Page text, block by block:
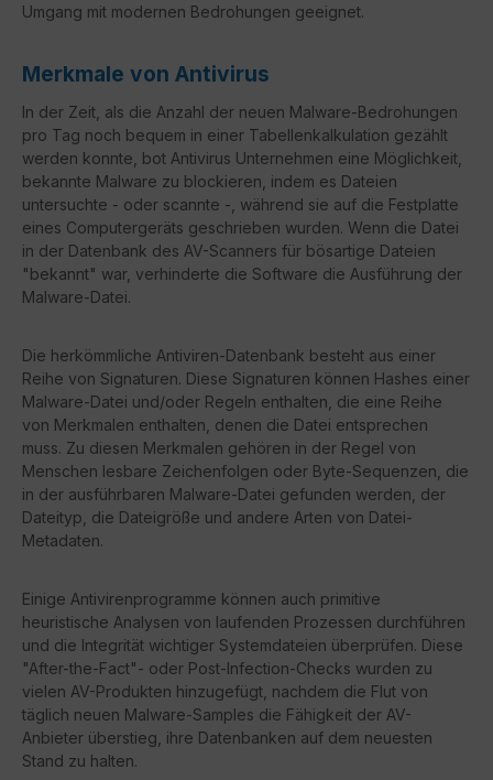
Umgang mit modernen Bedrohungen geeignet.
Merkmale von Antivirus
In der Zeit, als die Anzahl der neuen Malware-Bedrohungen
pro Tag noch bequem in einer Tabellenkalkulation gezählt
werden konnte, bot Antivirus Unternehmen eine Möglichkeit,
bekannte Malware zu blockieren, indem es Dateien
untersuchte - oder scannte -, während sie auf die Festplatte
eines Computergeräts geschrieben wurden. Wenn die Datei
in der Datenbank des AV-Scanners für bösartige Dateien
"bekannt" war, verhinderte die Software die Ausführung der
Malware-Datei.
Die herkömmliche Antiviren-Datenbank besteht aus einer
Reihe von Signaturen. Diese Signaturen können Hashes einer
Malware-Datei und/oder Regeln enthalten, die eine Reihe
von Merkmalen enthalten, denen die Datei entsprechen
muss. Zu diesen Merkmalen gehören in der Regel von
Menschen lesbare Zeichenfolgen oder Byte-Sequenzen, die
in der ausführbaren Malware-Datei gefunden werden, der
Dateityp, die Dateigröße und andere Arten von Datei-
Metadaten.
Einige Antivirenprogramme können auch primitive
heuristische Analysen von laufenden Prozessen durchführen
und die Integrität wichtiger Systemdateien überprüfen. Diese
"After-the-Fact"- oder Post-Infection-Checks wurden zu
vielen AV-Produkten hinzugefügt, nachdem die Flut von
täglich neuen Malware-Samples die Fähigkeit der AV-
Anbieter überstieg, ihre Datenbanken auf dem neuesten
Stand zu halten.